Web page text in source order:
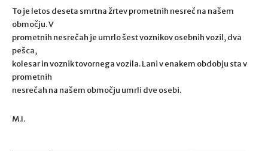
To je letos deseta smrtna žrtev prometnih nesreč na našem
območju. V
prometnih nesrečah je umrlo šest voznikov osebnih vozil, dva
pešca,
kolesar in voznik tovornega vozila. Lani v enakem obdobju sta v
prometnih
nesrečah na našem območju umrli dve osebi.
M.I.